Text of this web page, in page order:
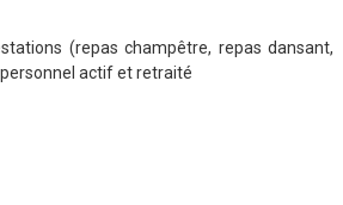
(repas champêtre, repas dansant,
personnel actif et retraité